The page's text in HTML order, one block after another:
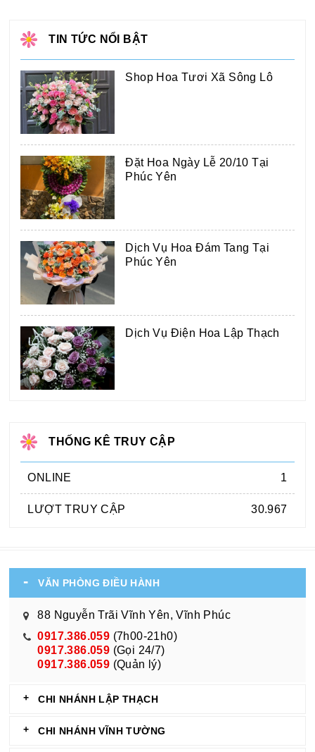
TIN TỨC NỔI BẬT
Shop Hoa Tươi Xã Sông Lô
Đặt Hoa Ngày Lễ 20/10 Tại
Phúc Yên
Dịch Vụ Hoa Đám Tang Tại
Phúc Yên
Dịch Vụ Điện Hoa Lập Thạch
THỐNG KÊ TRUY CẬP
ONLINE 1
LƯỢT TRUY CẬP 30.967
VĂN PHÒNG ĐIỀU HÀNH
88 Nguyễn Trãi Vĩnh Yên, Vĩnh Phúc
0917.386.059 (7h00-21h0)
0917.386.059 (Gọi 24/7)
0917.386.059 (Quản lý)
CHI NHÁNH LẬP THẠCH
CHI NHÁNH VĨNH TƯỜNG